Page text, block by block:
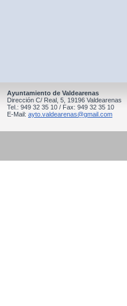
Ayuntamiento de Valdearenas
Dirección C/ Real, 5, 19196 Valdearenas
Tel.: 949 32 35 10 / Fax: 949 32 35 10
E-Mail: ayto.valdearenas@gmail.com